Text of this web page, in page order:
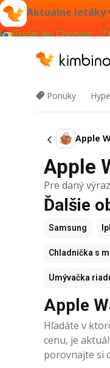
Aktuálne letáky
Pridať do Chrome -
Ponuky
Apple
Apple
Pre daný
Ďalšie
Samsung
Chladnička s
Umývačka
Apple
Hľadáte v
cenu, je
porovnajte si